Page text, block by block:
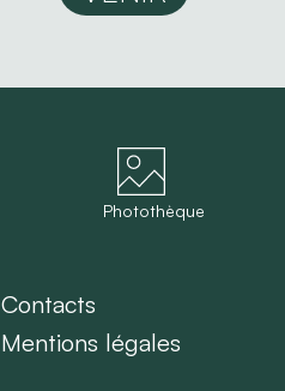
Photothèque
Contacts
Mentions légales